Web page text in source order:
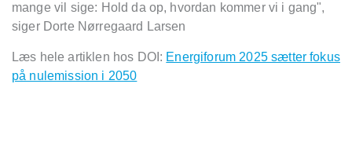
mange vil sige: Hold da op, hvordan kommer vi i gang",
siger Dorte Nørregaard Larsen
Læs hele artiklen hos DOI: Energiforum 2025 sætter fokus
på nulemission i 2050